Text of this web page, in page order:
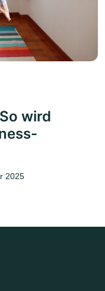
wird
2025